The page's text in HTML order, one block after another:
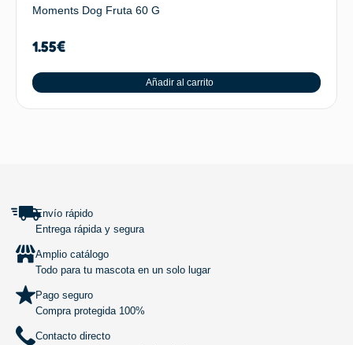
Moments Dog Fruta 60 G
1.55€
Añadir al carrito
Envío rápido
Entrega rápida y segura
Amplio catálogo
Todo para tu mascota en un solo lugar
Pago seguro
Compra protegida 100%
Contacto directo